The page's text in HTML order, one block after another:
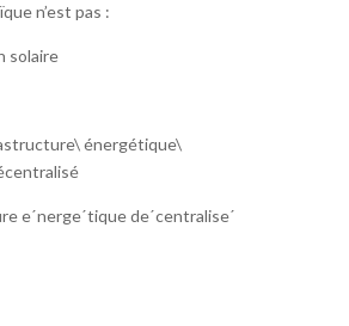
n’est pas :
solaire
énergétique\
eˊnergeˊtique deˊcentraliseˊ